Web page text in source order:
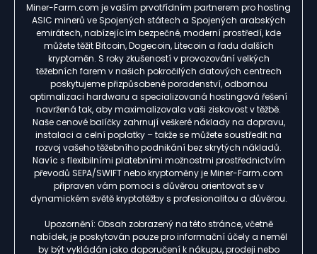
Miner-Farm.com je vaším prvotřídním partnerem pro hosting
ASIC minerů ve Spojených státech a Spojených arabských
emirátech, nabízejícím bezpečné, moderní prostředí, kde
můžete těžit Bitcoin, Dogecoin, Litecoin a řadu dalších
kryptoměn. S roky zkušeností v provozování velkých
těžebních farem v našich pokročilých datových centrech
poskytujeme přizpůsobené poradenství, odbornou
optimalizaci hardwaru a specializovaná hostingová řešení
navržená tak, aby maximalizovala vaši ziskovost v těžbě.
Naše cenové balíčky zahrnují veškeré náklady na dopravu,
instalaci a celní poplatky – takže se můžete soustředit na
rozvoj vašeho těžebního podnikání bez skrytých nákladů.
Navíc s flexibilními platebními možnostmi prostřednictvím
převodů SEPA/SWIFT nebo kryptoměny je Miner-Farm.com
připraven vám pomoci s důvěrou orientovat se v
dynamickém světě kryptotěžby s profesionalitou a důvěrou.
Upozornění: Obsah zobrazený na této stránce, včetně
nabídek, je poskytován pouze pro informační účely a neměl
by být vykládán jako doporučení k nákupu, prodeji nebo